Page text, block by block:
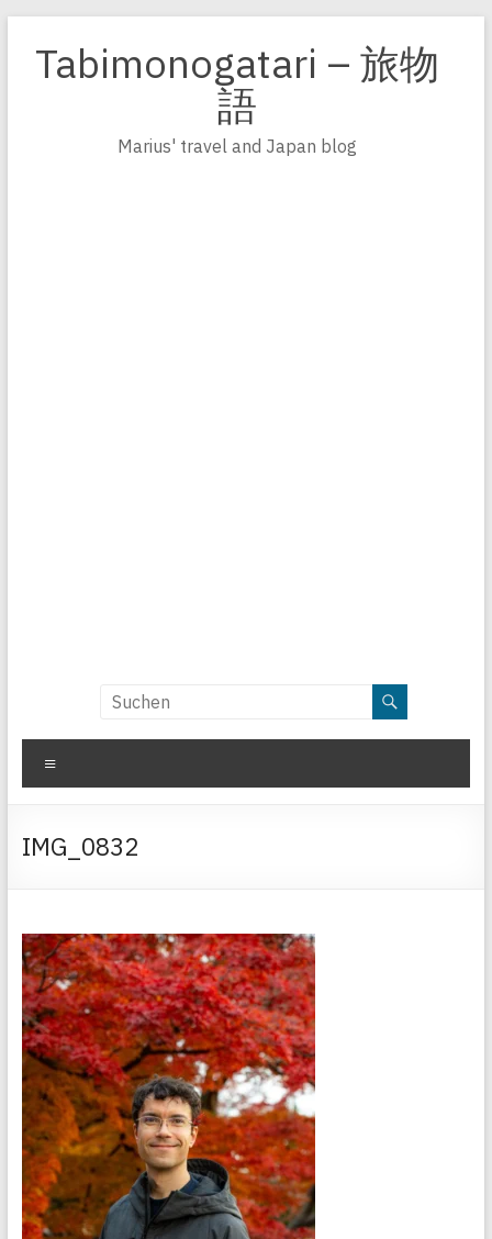
Inhalt
springen
Tabimonogatari – 旅物
語
Marius' travel and Japan blog
IMG_0832